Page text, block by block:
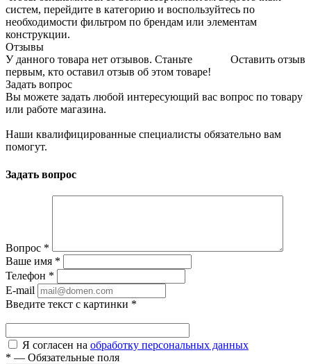
систем, перейдите в категорию и воспользуйтесь по
необходимости фильтром по брендам или элементам
конструкции.
Отзывы
Оставить отзыв
У данного товара нет отзывов. Станьте
первым, кто оставил отзыв об этом товаре!
Задать вопрос
Вы можете задать любой интересующий вас вопрос по товару
или работе магазина.
Наши квалифицированные специалисты обязательно вам
помогут.
Задать вопрос
Вопрос *
Ваше имя *
Телефон *
E-mail
Введите текст с картинки *
Я согласен на обработку персональных данных
* — Обязательные поля